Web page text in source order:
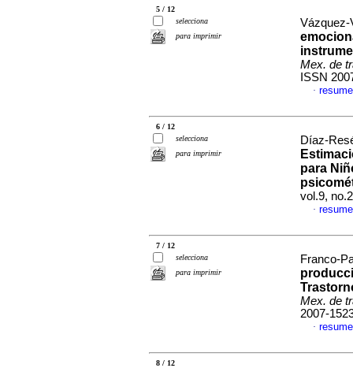
5 / 12
selecciona
para imprimir
Vázquez-
Mex. de
ISSN
·
6 / 12
selecciona
para imprimir
Díaz-
para
vol.9,
·
7 / 12
selecciona
para imprimir
Franco-
Mex. de
2007-
·
8 / 12